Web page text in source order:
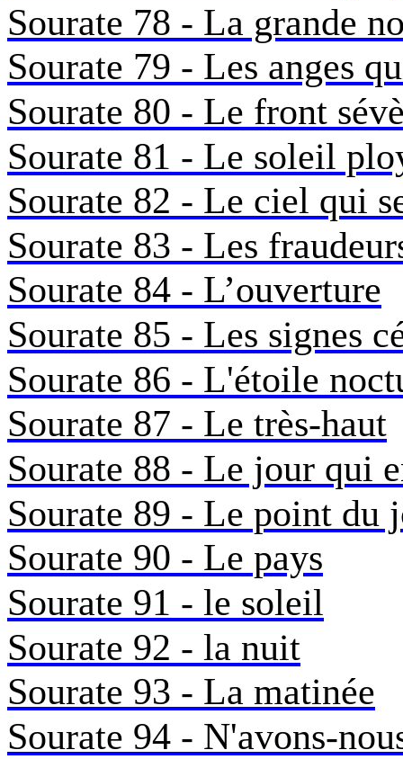
Sourate 78 - La grande
Sourate 79 - Les anges
Sourate 80 - Le front
Sourate 81 - Le soleil
Sourate 82 - Le ciel qui
Sourate 83 - Les
Sourate 84 - L’ouverture
Sourate 85 - Les signes
Sourate 86 - L'étoile
Sourate 87 - Le très-haut
Sourate 88 - Le jour qui
Sourate 89 - Le point du
Sourate 90 - Le pays
Sourate 91 - le soleil
Sourate 92 - la nuit
Sourate 93 - La matinée
Sourate 94 - N'avons-